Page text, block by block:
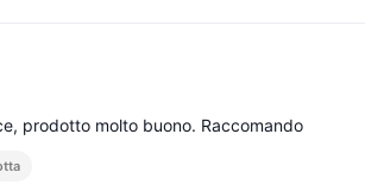
prodotto molto buono. Raccomando